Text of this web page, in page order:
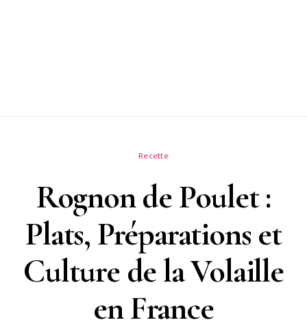
Recette
Rognon de Poulet :
Plats, Préparations et
Culture de la Volaille
en France